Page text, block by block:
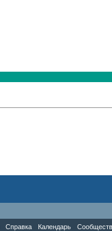
Справка Календарь